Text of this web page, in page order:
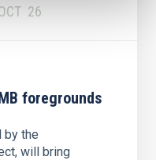
26
foregrounds
by the
will bring